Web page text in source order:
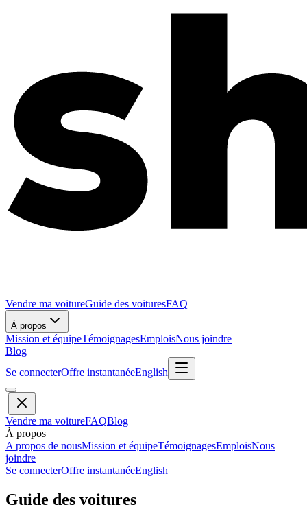
Vendre ma voitureGuide des voituresFAQ
À propos
Mission et équipeTémoignagesEmploisNous joindre
Blog
Se connecterOffre instantanéeEnglish
Vendre ma voitureFAQBlog
À propos
A propos de nousMission et équipeTémoignagesEmploisNous
joindre
Se connecterOffre instantanéeEnglish
Guide des voitures